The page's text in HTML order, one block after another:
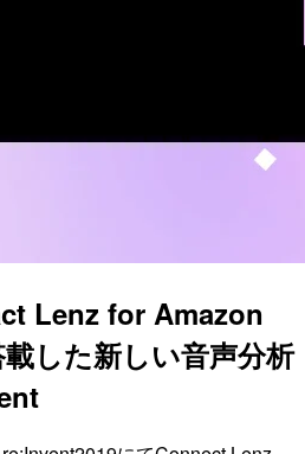
Lenz for Amazon
した新しい音声分析